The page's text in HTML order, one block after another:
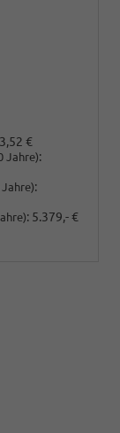
€
Jahre):
:
: 5.379,- €